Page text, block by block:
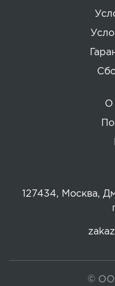
О
127434, Москва,
©